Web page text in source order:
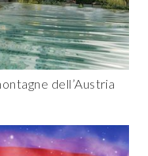
dell’Austria